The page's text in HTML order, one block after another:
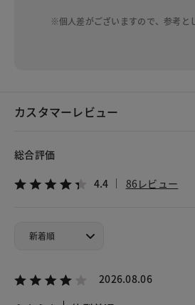
※個人差がございますので、参考と
カスタマーレビュー
総合評価
4.4 86レビュー
2026.08.06